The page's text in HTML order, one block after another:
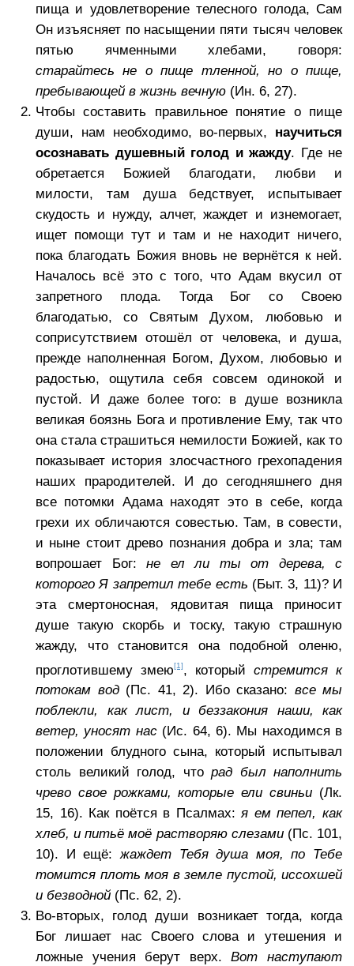
пища и удовлетворение телесного голода, Сам
Он изъясняет по насыщении пяти тысяч человек
пятью ячменными хлебами, говоря:
старайтесь не о пище тленной, но о пище,
пребывающей в жизнь вечную (Ин. 6, 27).
Чтобы составить правильное понятие о пище
души, нам необходимо, во-первых, научиться
осознавать душевный голод и жажду. Где не
обретается Божией благодати, любви и
милости, там душа бедствует, испытывает
скудость и нужду, алчет, жаждет и изнемогает,
ищет помощи тут и там и не находит ничего,
пока благодать Божия вновь не вернётся к ней.
Началось всё это с того, что Адам вкусил от
запретного плода. Тогда Бог со Своею
благодатью, со Святым Духом, любовью и
соприсутствием отошёл от человека, и душа,
прежде наполненная Богом, Духом, любовью и
радостью, ощутила себя совсем одинокой и
пустой. И даже более того: в душе возникла
великая боязнь Бога и противление Ему, так что
она стала страшиться немилости Божией, как то
показывает история злосчастного грехопадения
наших прародителей. И до сегодняшнего дня
все потомки Адама находят это в себе, когда
грехи их обличаются совестью. Там, в совести,
и ныне стоит древо познания добра и зла; там
вопрошает Бог: не ел ли ты от дерева, с
которого Я запретил тебе есть (Быт. 3, 11)? И
эта смертоносная, ядовитая пища приносит
душе такую скорбь и тоску, такую страшную
жажду, что становится она подобной оленю,
проглотившему змею[1], который стремится к
потокам вод(Пс. 41, 2). Ибо сказано: все мы
поблекли, как лист, и беззакония наши, как
ветер, уносят нас(Ис. 64, 6). Мы находимся в
положении блудного сына, который испытывал
столь великий голод, что рад был наполнить
чрево свое рожками, которые ели свиньи (Лк.
15, 16). Как поётся в Псалмах:я ем пепел, как
хлеб, и питьё моё растворяю слезами(Пс. 101,
10). И ещё:жаждет Тебя душа моя, по Тебе
томится плоть моя в земле пустой, иссохшей
и безводной (Пс. 62, 2).
Во-вторых, голод души возникает тогда, когда
Бог лишает нас Своего слова и утешения и
ложные учения берут верх.Вот наступают